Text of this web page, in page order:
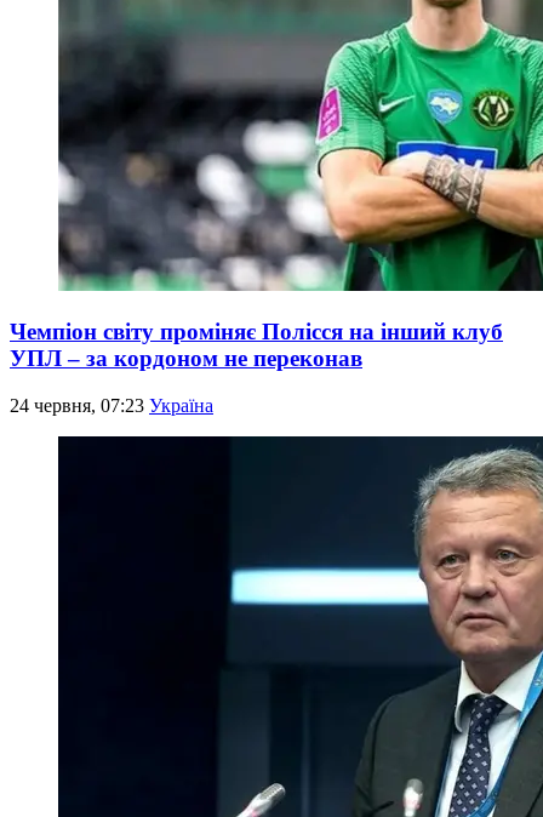
Чемпіон світу проміняє Полісся на інший клуб
УПЛ – за кордоном не переконав
24 червня, 07:23 Україна